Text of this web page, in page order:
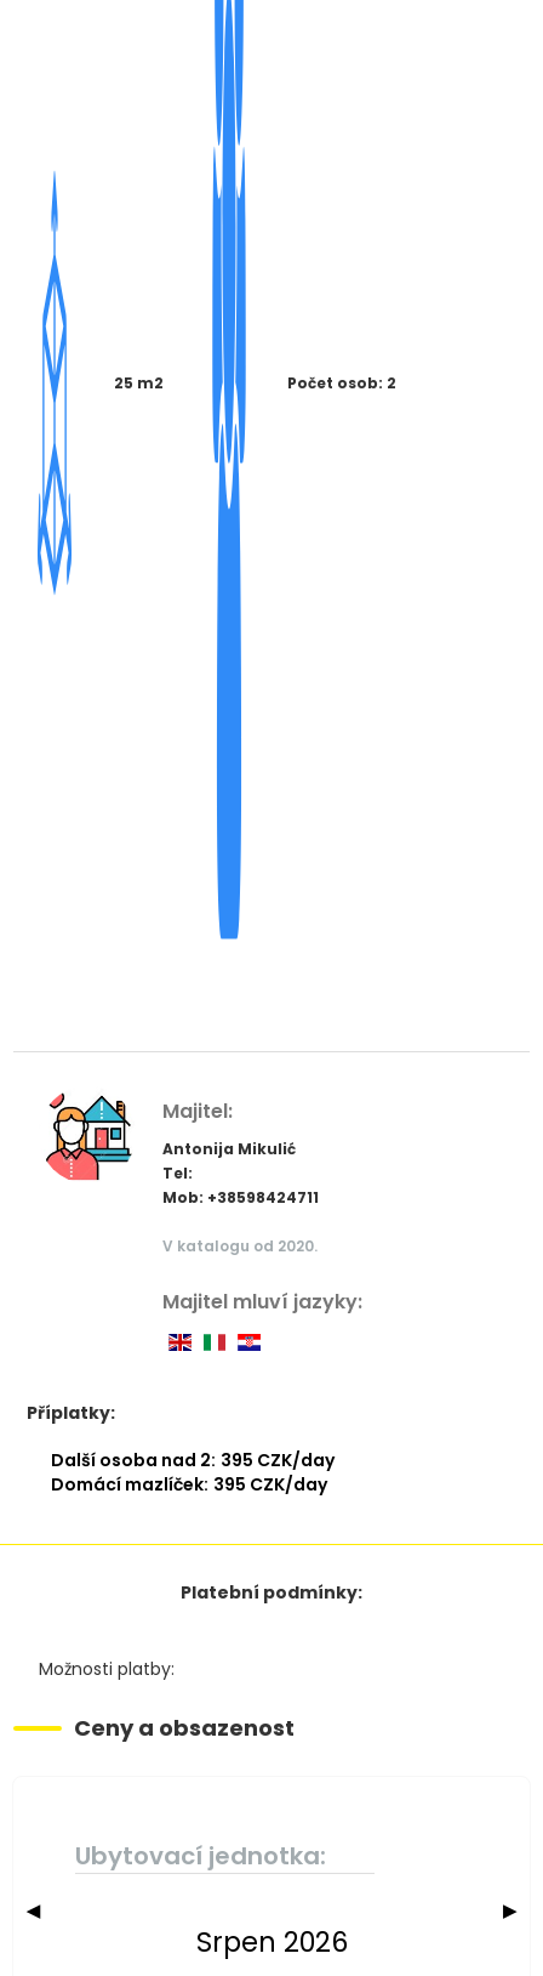
25 m2 Počet osob: 2
Majitel:
Antonija Mikulić
Tel:
Mob: +38598424711
V katalogu od 2020.
Majitel mluví jazyky:
Příplatky:
Další osoba nad 2: 395 CZK/day
Domácí mazlíček: 395 CZK/day
Platební podmínky:
Možnosti platby:
Ceny a obsazenost
Ubytovací jednotka:
◀ ▶
Srpen 2026